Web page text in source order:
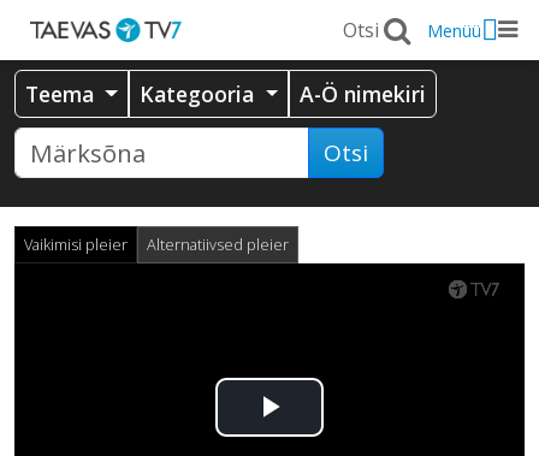
Menüü
Teema Kategooria A-Ö nimekiri
Otsi
Vaikimisi pleier Alternatiivsed pleier
Esita